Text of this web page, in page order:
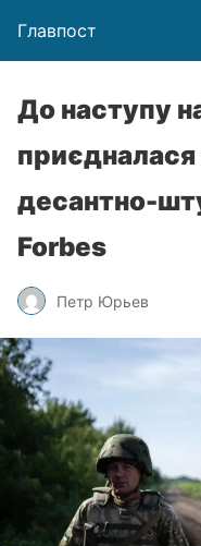
Главпост
До наступу
десантно-
Forbes
Петр Юрьев